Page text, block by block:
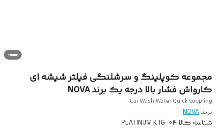
مجموعه کوپلینگ و سرشلنگی فیلتر شیشه ای
کارواش فشار بالا درجه یک برند NOVA
Car Wash Water Quick Coupling
برند:NOVA
شناسه کالاPLATINUM KTG-04